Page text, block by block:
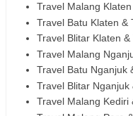
Travel Malang
Travel Batu Klaten &
Travel Blitar Klaten
Travel Malang
Travel Batu Nganjuk
Travel Blitar
Travel Malang Kediri